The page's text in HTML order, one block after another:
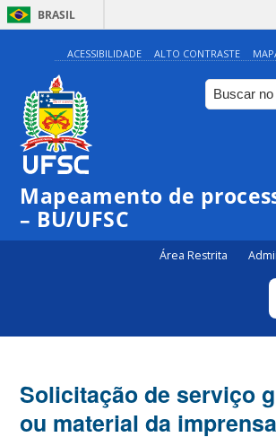
BRASIL
ACESSIBILIDADE ALTO CONTRASTE
Mapeamento de
– BU/UFSC
Área Restrita
Solicitação de serviço
ou material da imprensa